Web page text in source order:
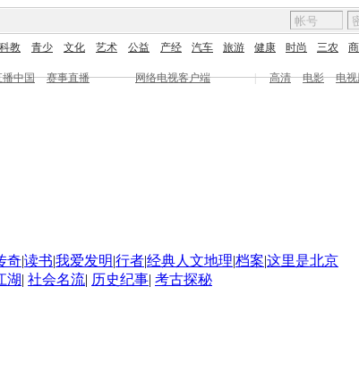
科教 青少 文化 艺术 公益 产经 汽车 旅游 健康 时尚 三农
播中国 赛事直播 网络电视客户端 | 高清 电影 电
奇|读书|我爱发明|行者|经典人文地理|档案|这里是北京
湖| 社会名流| 历史纪事| 考古探秘